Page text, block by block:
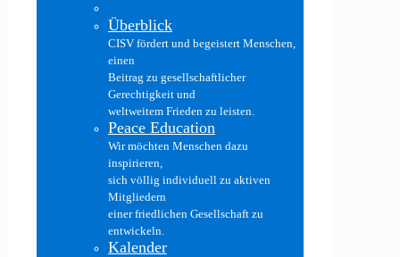
Überblick
CISV fördert und begeistert Menschen,
einen
Beitrag zu gesellschaftlicher
Gerechtigkeit und
weltweitem Frieden zu leisten.
Peace Education
Wir möchten Menschen dazu
inspirieren,
sich völlig individuell zu aktiven
Mitgliedern
einer friedlichen Gesellschaft zu
entwickeln.
Kalender